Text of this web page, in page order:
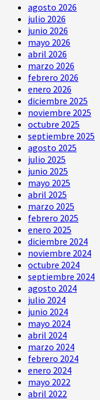
había
sido
vendido
a
la
guerrilla
en
Policarpa
agosto 2026
julio 2026
junio 2026
mayo 2026
abril 2026
marzo 2026
febrero 2026
enero 2026
diciembre 2025
noviembre 2025
octubre 2025
septiembre 2025
agosto 2025
julio 2025
junio 2025
mayo 2025
abril 2025
marzo 2025
febrero 2025
enero 2025
diciembre 2024
noviembre 2024
octubre 2024
septiembre 2024
agosto 2024
julio 2024
junio 2024
mayo 2024
abril 2024
marzo 2024
febrero 2024
enero 2024
mayo 2022
abril 2022